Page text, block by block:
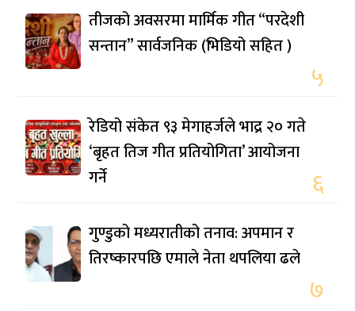
तीजको अवसरमा मार्मिक गीत “परदेशी
सन्तान” सार्वजनिक (भिडियो सहित )
५
रेडियो संकेत ९३ मेगाहर्जले भाद्र २० गते
‘बृहत तिज गीत प्रतियोगिता’ आयोजना
गर्ने
६
गुण्डुको मध्यरातीको तनाव: अपमान र
तिरष्कारपछि एमाले नेता थपलिया ढले
७